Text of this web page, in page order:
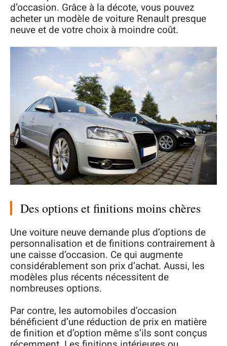
d’occasion. Grâce à la décote, vous pouvez
acheter un modèle de voiture Renault presque
neuve et de votre choix à moindre coût.
Des options et finitions moins chères
Une voiture neuve demande plus d’options de
personnalisation et de finitions contrairement à
une caisse d’occasion. Ce qui augmente
considérablement son prix d’achat. Aussi, les
modèles plus récents nécessitent de
nombreuses options.
Par contre, les automobiles d’occasion
bénéficient d’une réduction de prix en matière
de finition et d’option même s’ils sont conçus